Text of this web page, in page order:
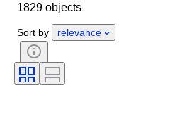
Country of origin
コンディション
スタイル
衣類サイズ
時代
1829 objects
Sort by relevance